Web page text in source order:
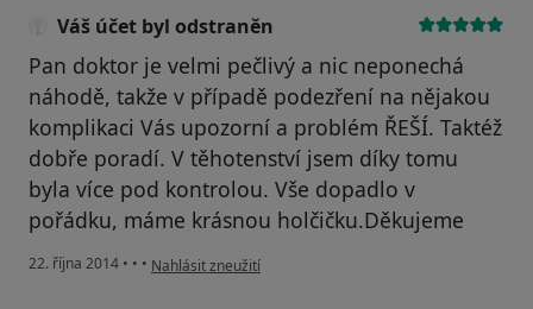
Váš účet byl odstraněn
Pan doktor je velmi pečlivý a nic neponechá
náhodě, takže v případě podezření na nějakou
komplikaci Vás upozorní a problém ŘEŠÍ. Taktéž
dobře poradí. V těhotenství jsem díky tomu
byla více pod kontrolou. Vše dopadlo v
pořádku, máme krásnou holčičku.Děkujeme
22. října 2014 • • • podle názoru uživatele Váš účet byl odstraněn
Nahlásit zneužití